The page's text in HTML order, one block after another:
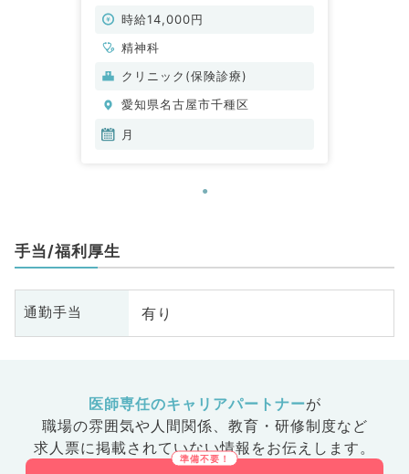
時給14,000円
精神科
クリニック(保険診療)
愛知県名古屋市千種区
月
手当/福利厚生
通勤手当 有り
医師専任のキャリアパートナーが
職場の雰囲気や人間関係、 教育・研修制度など
求人票に掲載されていない情報をお伝えします。